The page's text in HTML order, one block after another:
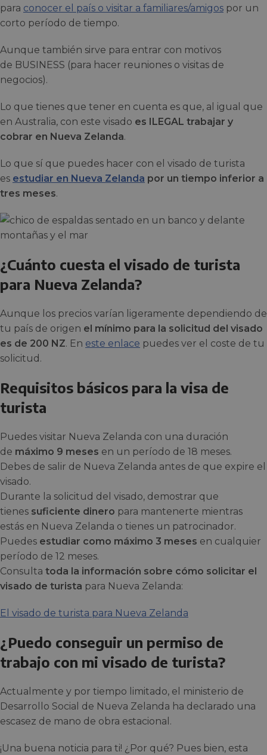
para conocer el país o visitar a familiares/amigos por un
corto período de tiempo.
Aunque también sirve para entrar con motivos
de BUSINESS (para hacer reuniones o visitas de
negocios).
Lo que tienes que tener en cuenta es que, al igual que
en Australia, con este visado es ILEGAL trabajar y
cobrar en Nueva Zelanda.
Lo que sí que puedes hacer con el visado de turista
es estudiar en Nueva Zelanda por un tiempo inferior a
tres meses.
¿Cuánto cuesta el visado de turista
para Nueva Zelanda?
Aunque los precios varían ligeramente dependiendo de
tu país de origen el mínimo para la solicitud del visado
es de 200 NZ. En este enlace puedes ver el coste de tu
solicitud.
Requisitos básicos para la visa de
turista
Puedes visitar Nueva Zelanda con una duración
de máximo 9 meses en un período de 18 meses.
Debes de salir de Nueva Zelanda antes de que expire el
visado.
Durante la solicitud del visado, demostrar que
tienes suficiente dinero para mantenerte mientras
estás en Nueva Zelanda o tienes un patrocinador.
Puedes estudiar como máximo 3 meses en cualquier
período de 12 meses.
Consulta toda la información sobre cómo solicitar el
visado de turista para Nueva Zelanda:
El visado de turista para Nueva Zelanda
¿Puedo conseguir un permiso de
trabajo con mi visado de turista?
Actualmente y por tiempo limitado, el ministerio de
Desarrollo Social de Nueva Zelanda ha declarado una
escasez de mano de obra estacional.
¡Una buena noticia para ti! ¿Por qué? Pues bien, esta